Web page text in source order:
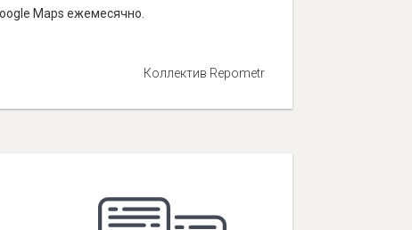
Maps ежемесячно.
Коллектив Repometr